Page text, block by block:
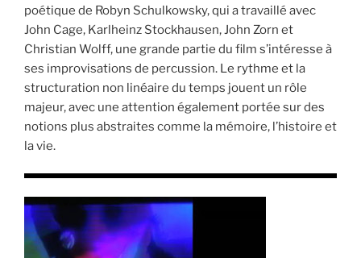
poétique de Robyn Schulkowsky, qui a travaillé avec
John Cage, Karlheinz Stockhausen, John Zorn et
Christian Wolff, une grande partie du film s’intéresse à
ses improvisations de percussion. Le rythme et la
structuration non linéaire du temps jouent un rôle
majeur, avec une attention également portée sur des
notions plus abstraites comme la mémoire, l’histoire et
la vie.